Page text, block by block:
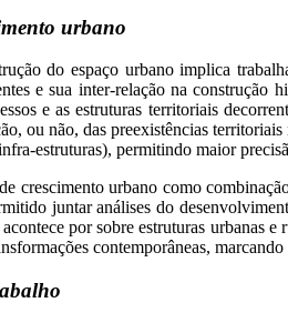
urbano
do espaço urbano implica
e sua inter-relação na construção
e as estruturas territoriais
ou não, das preexistências
estruturas), permitindo maior
crescimento urbano como
juntar análises do
por sobre estruturas urbanas
contemporâneas,